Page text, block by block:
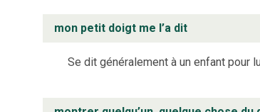
mon petit doigt me l’a dit
Se dit généralement à un enfant pour